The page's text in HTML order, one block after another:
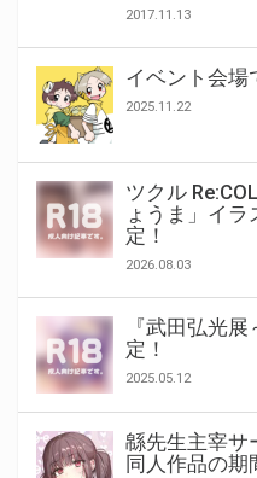
2017.11.13
イベント会場
2025.11.22
ツクル
ょうま」イ
定！
2026.08.03
『武田弘光
定！
2025.05.12
緜先生主宰サ
同人作品の期